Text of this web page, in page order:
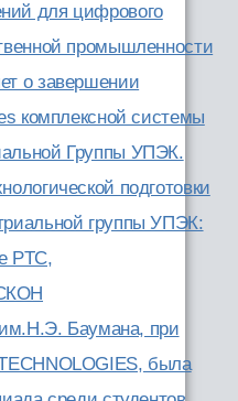
для цифрового
промышленности
о завершении
комплексной системы
Группы УПЭК.
подготовки
группы УПЭК:
PTC,
Баумана, при
была